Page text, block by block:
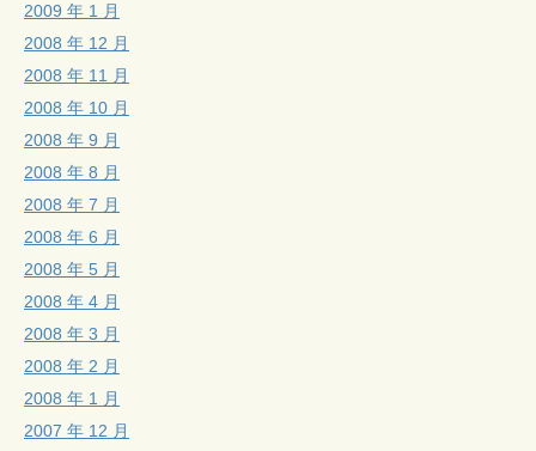
2009 年 1 月
2008 年 12 月
2008 年 11 月
2008 年 10 月
2008 年 9 月
2008 年 8 月
2008 年 7 月
2008 年 6 月
2008 年 5 月
2008 年 4 月
2008 年 3 月
2008 年 2 月
2008 年 1 月
2007 年 12 月